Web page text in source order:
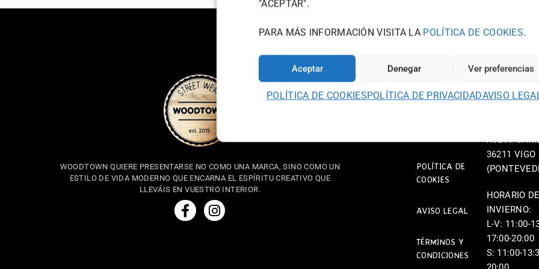
"ACEPTAR".
PARA MÁS INFORMACIÓN VISITA LA POLÍTICA DE COOKIES.
Aceptar Denegar Ver preferencias
POLÍTICA DE COOKIESPOLÍTICA DE PRIVACIDADAVISO
WOODTOWN QUIERE PRESENTARSE NO COMO UNA MARCA, SINO COMO UN
ESTILO DE VIDA MODERNO QUE ENCARNA EL ESPÍRITU CREATIVO QUE
LLEVÁIS EN VUESTRO INTERIOR.
TIENDA
POLÍTICA DE
COOKIES
AVISO LEGAL
TÉRMINOS Y
CONDICIONES
DE
AVDA.
36211 VIGO
HORARIO DE
INVIERNO:
L-V: 11:00-
17:00-20:00
S: 11:00-